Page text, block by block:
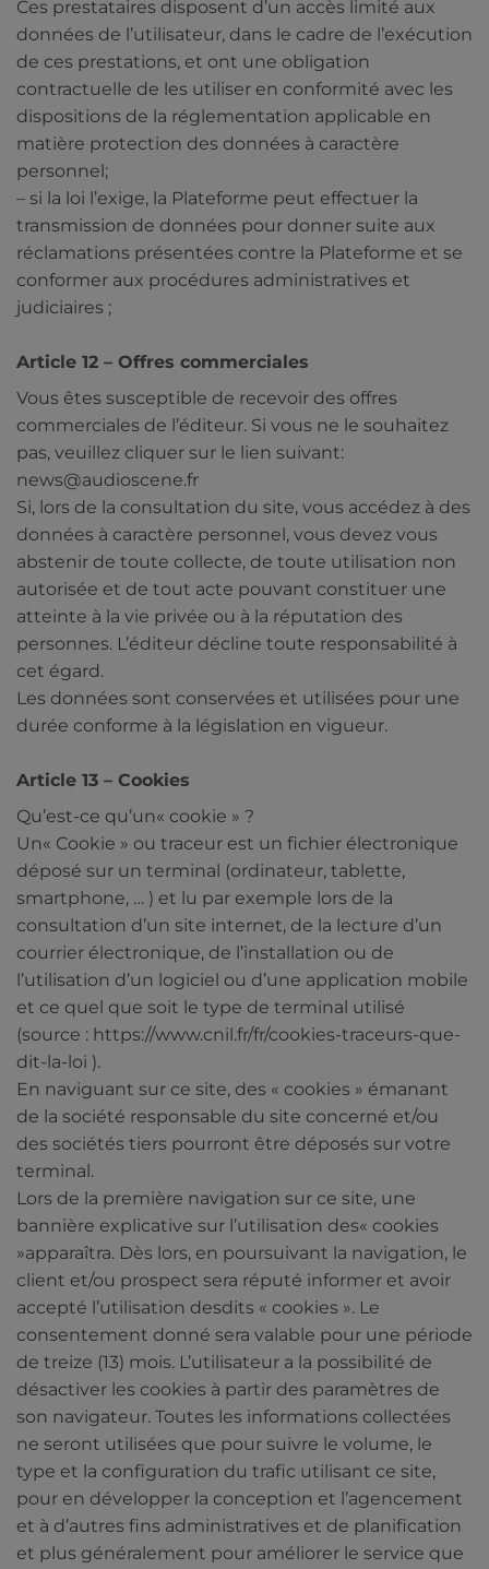
Ces prestataires disposent d’un accès limité aux
données de l’utilisateur, dans le cadre de l’exécution
de ces prestations, et ont une obligation
contractuelle de les utiliser en conformité avec les
dispositions de la réglementation applicable en
matière protection des données à caractère
personnel;
– si la loi l’exige, la Plateforme peut effectuer la
transmission de données pour donner suite aux
réclamations présentées contre la Plateforme et se
conformer aux procédures administratives et
judiciaires ;
Article 12 – Offres commerciales
Vous êtes susceptible de recevoir des offres
commerciales de l’éditeur. Si vous ne le souhaitez
pas, veuillez cliquer sur le lien suivant:
news@audioscene.fr
Si, lors de la consultation du site, vous accédez à des
données à caractère personnel, vous devez vous
abstenir de toute collecte, de toute utilisation non
autorisée et de tout acte pouvant constituer une
atteinte à la vie privée ou à la réputation des
personnes. L’éditeur décline toute responsabilité à
cet égard.
Les données sont conservées et utilisées pour une
durée conforme à la législation en vigueur.
Article 13 – Cookies
Qu’est-ce qu’un« cookie » ?
Un« Cookie » ou traceur est un fichier électronique
déposé sur un terminal (ordinateur, tablette,
smartphone, … ) et lu par exemple lors de la
consultation d’un site internet, de la lecture d’un
courrier électronique, de l’installation ou de
l’utilisation d’un logiciel ou d’une application mobile
et ce quel que soit le type de terminal utilisé
(source : https://www.cnil.fr/fr/cookies-traceurs-que-
dit-la-loi ).
En naviguant sur ce site, des « cookies » émanant
de la société responsable du site concerné et/ou
des sociétés tiers pourront être déposés sur votre
terminal.
Lors de la première navigation sur ce site, une
bannière explicative sur l’utilisation des« cookies
»apparaîtra. Dès lors, en poursuivant la navigation, le
client et/ou prospect sera réputé informer et avoir
accepté l’utilisation desdits « cookies ». Le
consentement donné sera valable pour une période
de treize (13) mois. L’utilisateur a la possibilité de
désactiver les cookies à partir des paramètres de
son navigateur. Toutes les informations collectées
ne seront utilisées que pour suivre le volume, le
type et la configuration du trafic utilisant ce site,
pour en développer la conception et l’agencement
et à d’autres fins administratives et de planification
et plus généralement pour améliorer le service que